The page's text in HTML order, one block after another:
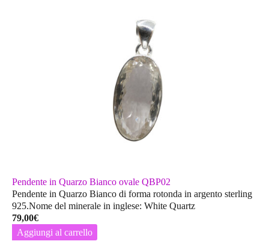
Pendente in Quarzo Bianco ovale QBP02
Pendente in Quarzo Bianco di forma rotonda in argento sterling
925.Nome del minerale in inglese: White Quartz
79,00€
Aggiungi al carrello